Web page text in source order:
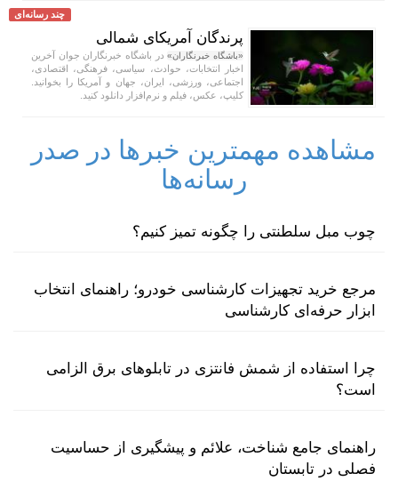
چند رسانه‌ای
پرندگان آمریکای شمالی
«باشگاه خبرنگاران»در باشگاه خبرنگاران جوان آخرین
اخبار انتخابات، حوادث، سیاسی، فرهنگی، اقتصادی،
اجتماعی، ورزشی، ایران، جهان و آمریکا را بخوانید.
کلیپ، عکس، فیلم و نرم‌افزار دانلود کنید.
مشاهده مهمترین خبرها در صدر
رسانه‌ها
چوب مبل سلطنتی را چگونه تمیز کنیم؟
مرجع خرید تجهیزات کارشناسی خودرو؛ راهنمای انتخاب
ابزار حرفه‌ای کارشناسی
چرا استفاده از شمش فانتزی در تابلوهای برق الزامی
است؟
راهنمای جامع شناخت، علائم و پیشگیری از حساسیت
فصلی در تابستان